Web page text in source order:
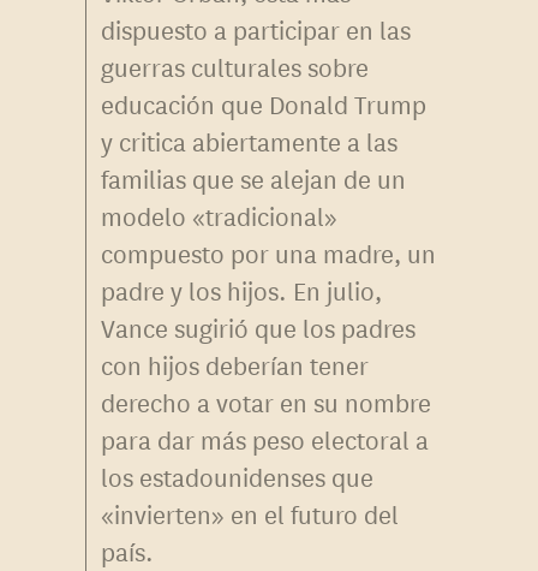
dispuesto a participar en las
guerras culturales sobre
educación que Donald Trump
y critica abiertamente a las
familias que se alejan de un
modelo «tradicional»
compuesto por una madre, un
padre y los hijos. En julio,
Vance sugirió que los padres
con hijos deberían tener
derecho a votar en su nombre
para dar más peso electoral a
los estadounidenses que
«invierten» en el futuro del
país.